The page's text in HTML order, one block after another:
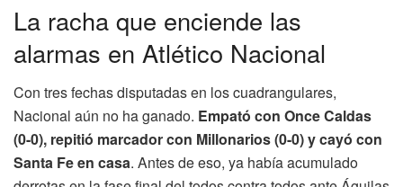
La racha que enciende las
alarmas en Atlético Nacional
Con tres fechas disputadas en los cuadrangulares,
Nacional aún no ha ganado. Empató con Once Caldas
(0-0), repitió marcador con Millonarios (0-0) y cayó con
Santa Fe en casa. Antes de eso, ya había acumulado